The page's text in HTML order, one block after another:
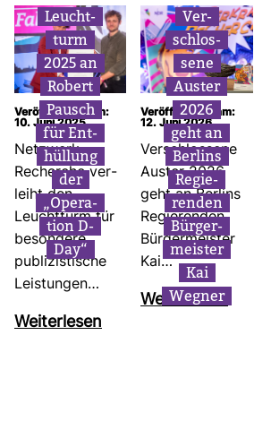
Leucht­
turm
2025 an
Robert
Pausch
für Ent­
hül­lung
der
„Ope­ra­
tion D-
Day“
Veröffentlicht am:
10. Juni 2025
Netz­werk
Recherche ver­
leiht den
Leucht­turm für
beson­dere
publi­zis­ti­sche
Leis­tungen…
Wei­ter­lesen
Ver­
schlos­
sene
Auster
2026
geht an
Ber­lins
Regie­
renden
Bür­ger­
meister
Kai
Wegner
Veröffentlicht am:
12. Juni 2026
Ver­schlos­sene
Auster 2026
geht an Ber­lins
Regie­renden
Bür­ger­meister
Kai…
Wei­ter­lesen